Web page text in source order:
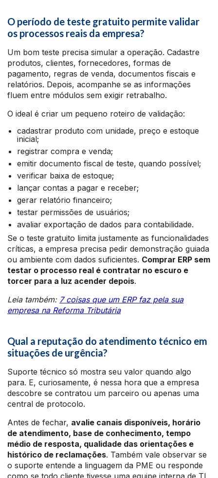
O período de teste gratuito permite validar
os processos reais da empresa?
Um bom teste precisa simular a operação. Cadastre
produtos, clientes, fornecedores, formas de
pagamento, regras de venda, documentos fiscais e
relatórios. Depois, acompanhe se as informações
fluem entre módulos sem exigir retrabalho.
O ideal é criar um pequeno roteiro de validação:
cadastrar produto com unidade, preço e estoque
inicial;
registrar compra e venda;
emitir documento fiscal de teste, quando possível;
verificar baixa de estoque;
lançar contas a pagar e receber;
gerar relatório financeiro;
testar permissões de usuários;
avaliar exportação de dados para contabilidade.
Se o teste gratuito limita justamente as funcionalidades
críticas, a empresa precisa pedir demonstração guiada
ou ambiente com dados suficientes. Comprar ERP sem
testar o processo real é contratar no escuro e
torcer para a luz acender depois.
Leia também: 7 coisas que um ERP faz pela sua
empresa na Reforma Tributária
Qual a reputação do atendimento técnico em
situações de urgência?
Suporte técnico só mostra seu valor quando algo
para. E, curiosamente, é nessa hora que a empresa
descobre se contratou um parceiro ou apenas uma
central de protocolo.
Antes de fechar, avalie canais disponíveis, horário
de atendimento, base de conhecimento, tempo
médio de resposta, qualidade das orientações e
histórico de reclamações. Também vale observar se
o suporte entende a linguagem da PME ou responde
como se todo cliente tivesse uma equipe interna de TI.